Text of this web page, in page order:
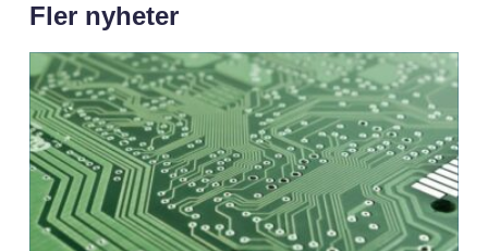
Fler nyheter